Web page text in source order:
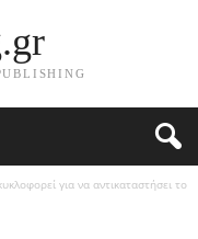
για να αντικαταστήσει το